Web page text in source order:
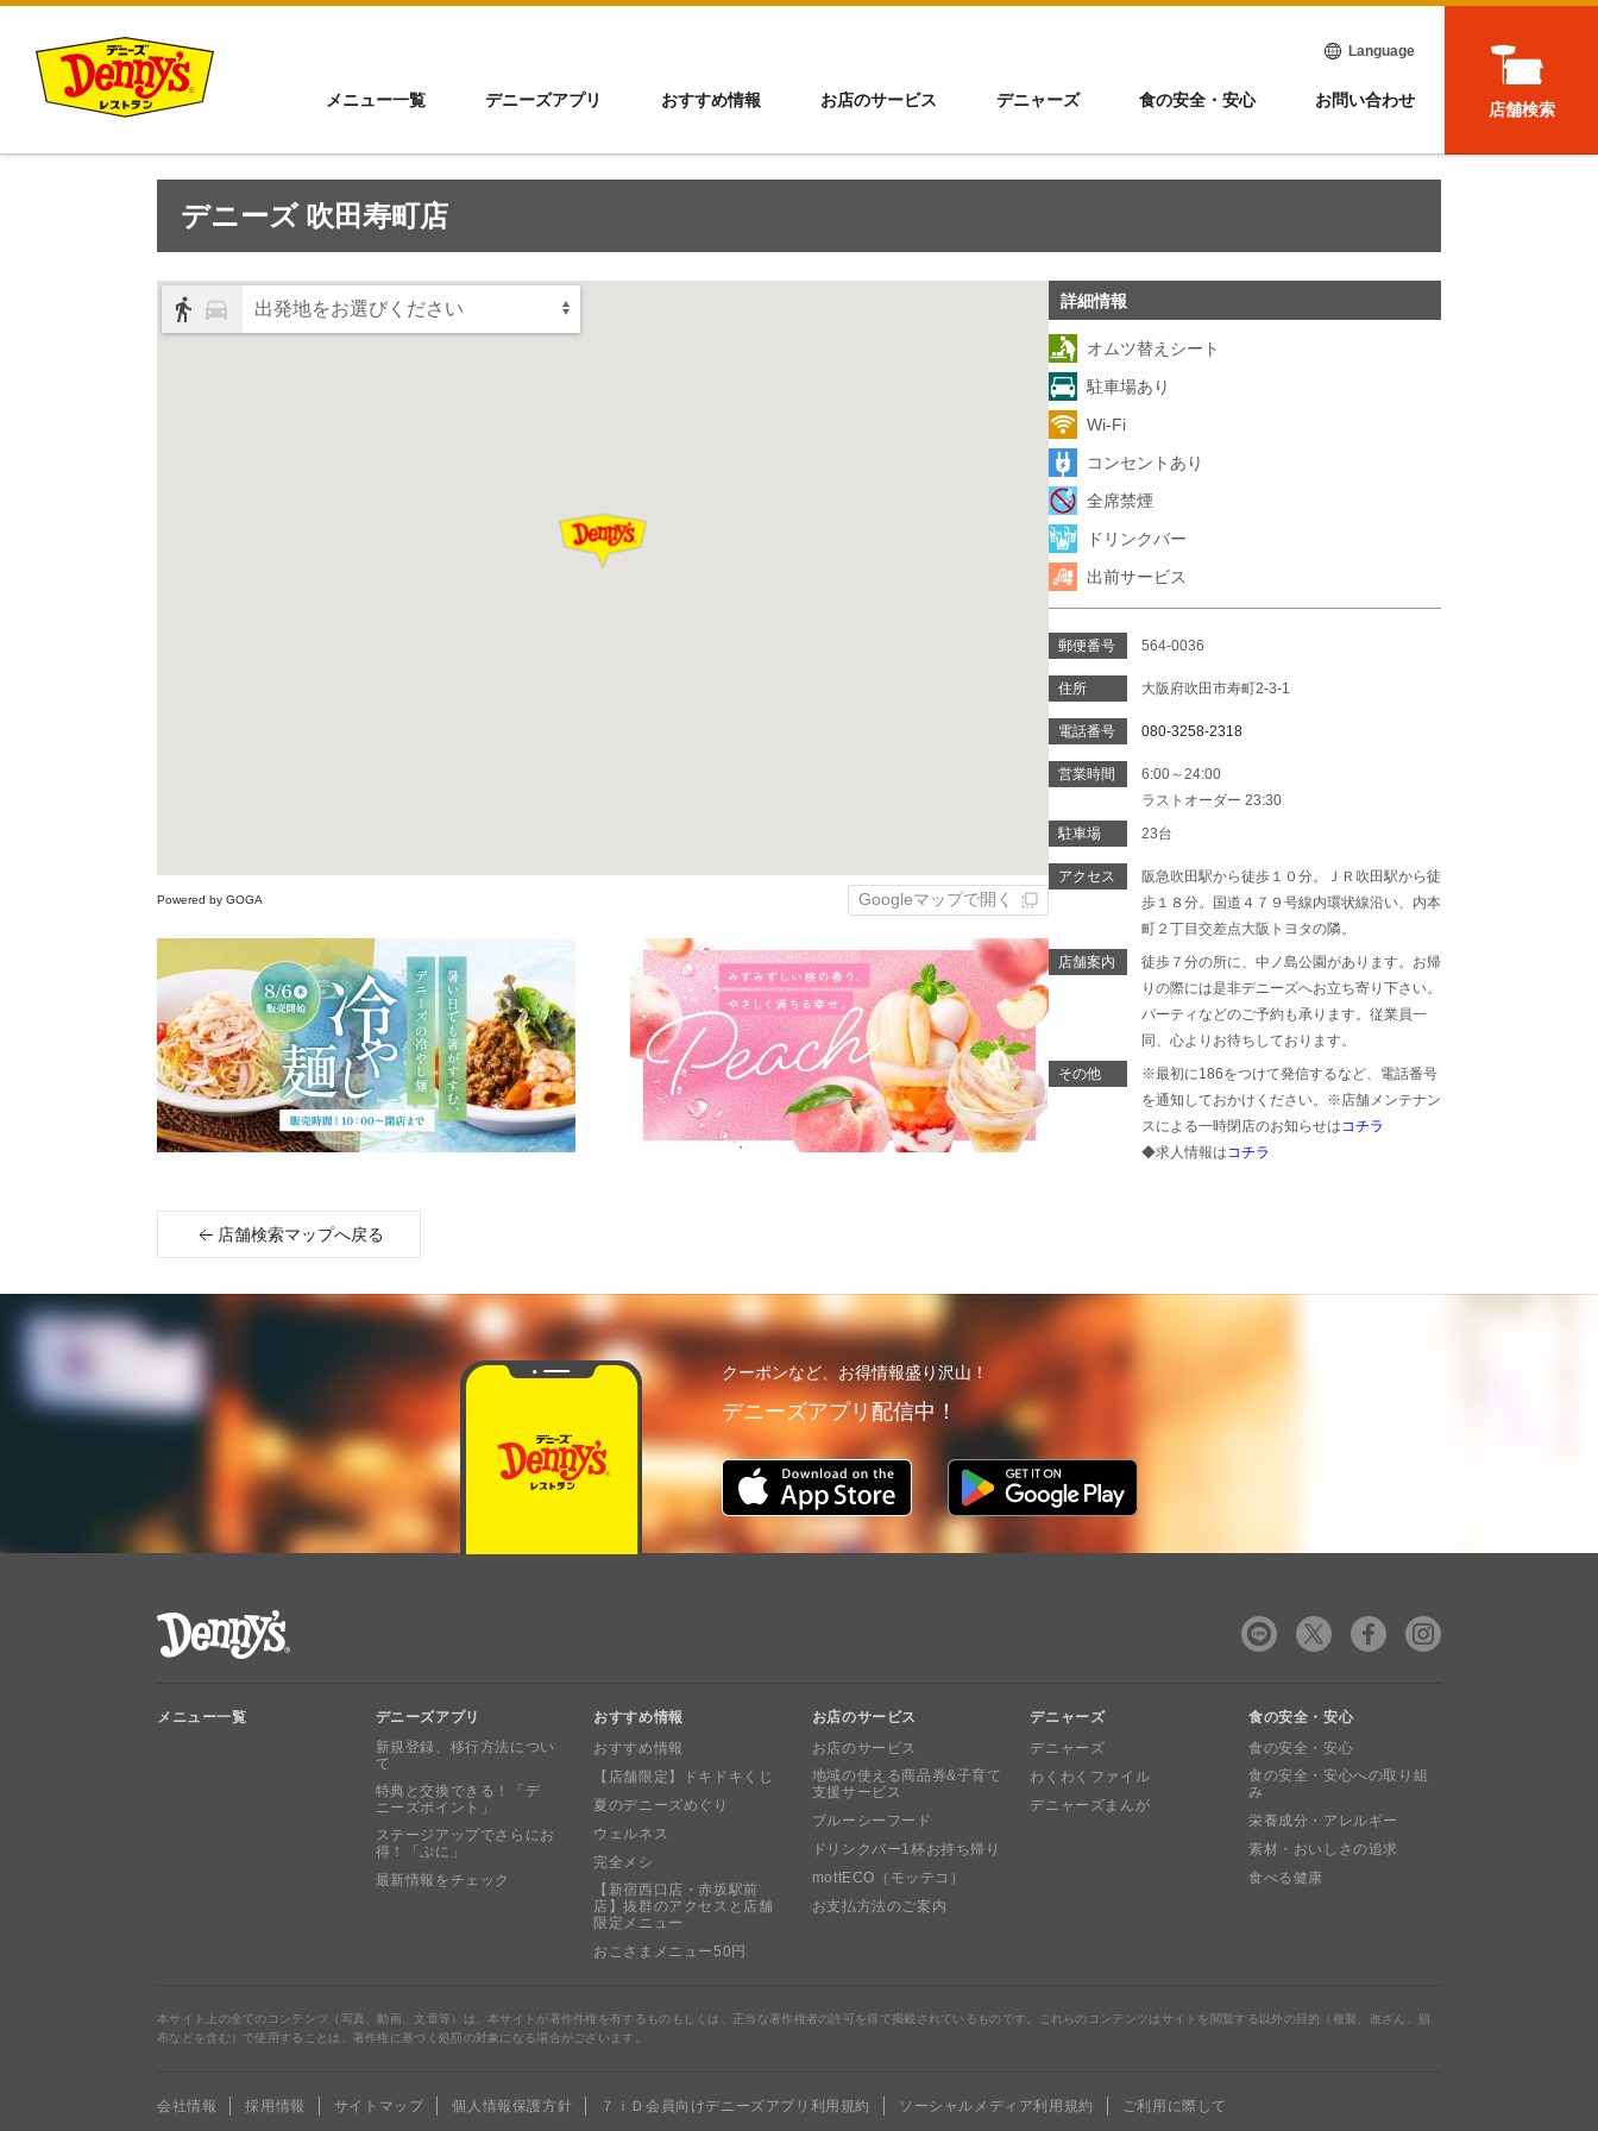
メニュー一覧 デニーズアプリ おすすめ情報 お店のサービス デニャーズ 食の安全・安心 お問い合わせ
Language
店舗検索
デニーズ 吹田寿町店
出発地をお選びください
Powered by GOGA Googleマップで開く
詳細情報
オムツ替えシート
駐車場あり
Wi-Fi
コンセントあり
全席禁煙
ドリンクバー
出前サービス
郵便番号 564-0036
住所 大阪府吹田市寿町2-3-1
電話番号 080-3258-2318
営業時間
6:00～24:00
ラストオーダー 23:30
駐車場
23台
アクセス
阪急吹田駅から徒歩１０分。ＪＲ吹田駅から徒
歩１８分。国道４７９号線内環状線沿い、内本
町２丁目交差点大阪トヨタの隣。
店舗案内
徒歩７分の所に、中ノ島公園があります。お帰
りの際には是非デニーズへお立ち寄り下さい。
パーティなどのご予約も承ります。従業員一
同、心よりお待ちしております。
その他
※最初に186をつけて発信するなど、電話番号
を通知しておかけください。※店舗メンテナン
スによる一時閉店のお知らせはコチラ
◆求人情報はコチラ
店舗検索マップへ戻る
クーポンなど、お得情報盛り沢山！
デニーズアプリ配信中！
メニュー一覧
デニーズアプリ
新規登録、移行方法につい
て
特典と交換できる！「デ
ニーズポイント」
ステージアップでさらにお
得！「ぷに」
最新情報をチェック
おすすめ情報
おすすめ情報
【店舗限定】ドキドキくじ
夏のデニーズめぐり
ウェルネス
完全メシ
【新宿西口店・赤坂駅前
店】抜群のアクセスと店舗
限定メニュー
おこさまメニュー50円
お店のサービス
お店のサービス
地域の使える商品券&子育て
支援サービス
ブルーシーフード
ドリンクバー1杯お持ち帰り
mottECO（モッテコ）
お支払方法のご案内
デニャーズ
デニャーズ
わくわくファイル
デニャーズまんが
食の安全・安心
食の安全・安心
食の安全・安心への取り組
み
栄養成分・アレルギー
素材・おいしさの追求
食べる健康
本サイト上の全てのコンテンツ（写真、動画、文章等）は、本サイトが著作件権を有するものもしくは、正当な著作権者の許可を得て掲載されているものです。これらのコンテンツはサイトを閲覧する以外の目的（複製、改ざん、頒
布などを含む）で使用することは、著作権に基づく処罰の対象になる場合がございます。
会社情報 採用情報 サイトマップ 個人情報保護方針 ７ｉＤ会員向けデニーズアプリ利用規約 ソーシャルメディア利用規約 ご利用に際して